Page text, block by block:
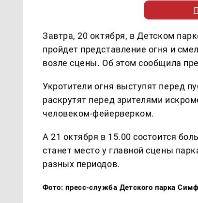
Завтра, 20 октября, в Детском
пройдет представление огня и
возле сцены. Об этом сообщила
Укротители огня выступят перед
раскрутят перед зрителями
человеком-фейерверком.
А 21 октября в 15.00 состоится
станет место у главной сцены
разных периодов.
Фото: пресс-служба Детского парка